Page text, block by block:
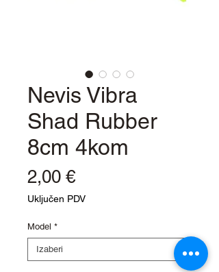
Nevis Vibra
Shad Rubber
8cm 4kom
2,00 €Cijena
Uključen PDV
Model *